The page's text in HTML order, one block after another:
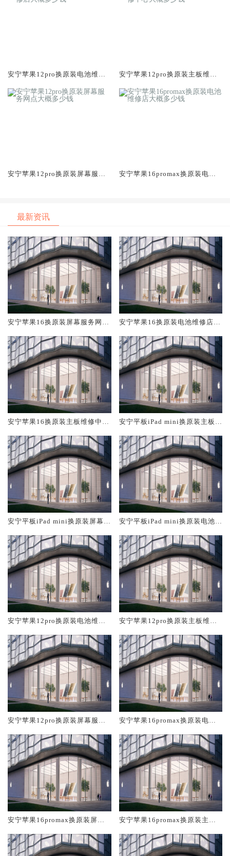
安宁苹果12pro换原装电池维修
安宁苹果12pro换原装主板维修
安宁苹果12pro换原装屏幕服务
安宁苹果16promax换原装电池
最新资讯
安宁苹果16换原装屏幕服务网点
安宁苹果16换原装电池维修店大
安宁苹果16换原装主板维修中心
安宁平板iPad mini换原装主板维
安宁平板iPad mini换原装屏幕服
安宁平板iPad mini换原装电池维
安宁苹果12pro换原装电池维修
安宁苹果12pro换原装主板维修
安宁苹果12pro换原装屏幕服务
安宁苹果16promax换原装电池
安宁苹果16promax换原装屏幕
安宁苹果16promax换原装主板